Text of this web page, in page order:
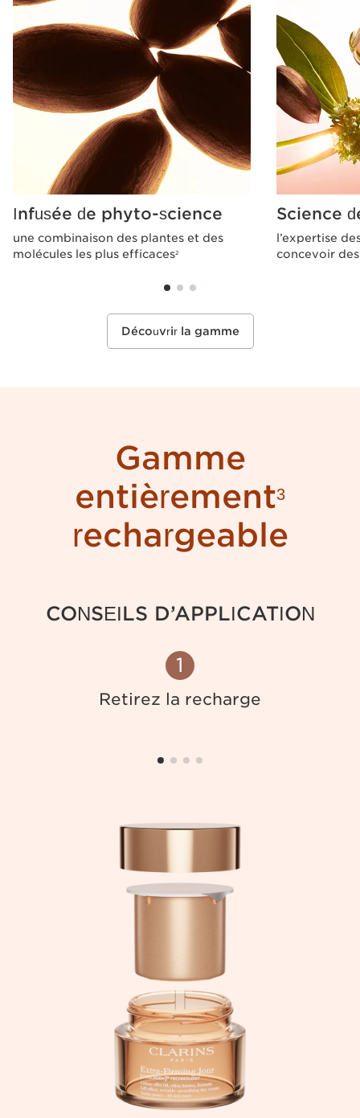
Infusée de phyto-science
une combinaison des plantes et des
molécules les plus efficaces2
Science
l’expertise
concevoir
Découvrir la gamme
Gamme
entièrement3
rechargeable
CONSEILS D’APPLICATION
1
Retirez la recharge